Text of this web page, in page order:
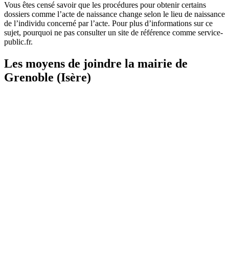
Vous êtes censé savoir que les procédures pour obtenir certains
dossiers comme l’acte de naissance change selon le lieu de naissance
de l’individu concerné par l’acte. Pour plus d’informations sur ce
sujet, pourquoi ne pas consulter un site de référence comme service-
public.fr.
Les moyens de joindre la mairie de
Grenoble (Isère)